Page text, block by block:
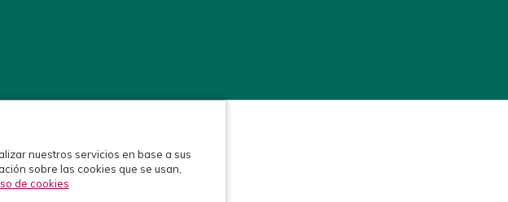
nuestros servicios en base a sus
sobre las cookies que se usan,
de cookies